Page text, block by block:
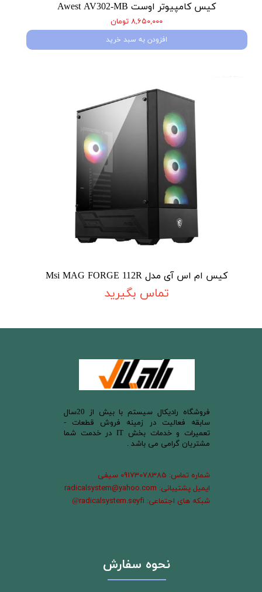
کیس کامپیوتر اوست Awest AV302-MB
۸,۶۵۰,۰۰۰ تومان
افزودن به سبد خرید
کیس ام اس آی مدل Msi MAG FORGE 112R
تماس بگیرید
​فروشگاه رادیکال سیستم با بیش از 20سال
سابقه فعالیت در زمینه فروش قطعات -
تعمیرات و خدمات بخش IT در خدمت شما
مشتریان گرامی می باشد .
شماره تماس: 09173078385 سیفی
ایمیل پشتیبانی: radicalsystem@yahoo.com
شبکه های اجتماعی: radicalsystem.seyfi
@
نحوه سفارش